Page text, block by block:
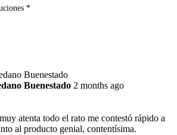
*
Buenestado 2 months ago
atenta todo el rato me contestó rápido a
al producto genial, contentísima.